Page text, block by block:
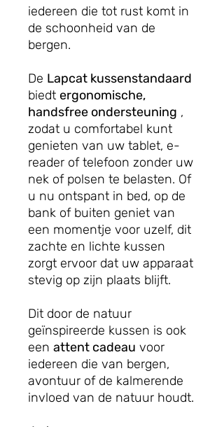
iedereen die tot rust komt in
de schoonheid van de
bergen.
De Lapcat kussenstandaard
biedt ergonomische,
handsfree ondersteuning ,
zodat u comfortabel kunt
genieten van uw tablet, e-
reader of telefoon zonder uw
nek of polsen te belasten. Of
u nu ontspant in bed, op de
bank of buiten geniet van
een momentje voor uzelf, dit
zachte en lichte kussen
zorgt ervoor dat uw apparaat
stevig op zijn plaats blijft.
Dit door de natuur
geïnspireerde kussen is ook
een attent cadeau voor
iedereen die van bergen,
avontuur of de kalmerende
invloed van de natuur houdt.